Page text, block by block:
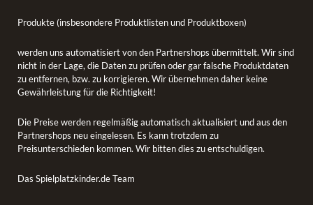
Produkte (insbesondere Produktlisten und Produktboxen)
werden uns automatisiert von den Partnershops übermittelt. Wir sind
nicht in der Lage, die Daten zu prüfen oder gar falsche Produktdaten
zu entfernen, bzw. zu korrigieren. Wir übernehmen daher keine
Gewährleistung für die Richtigkeit!
Die Preise werden regelmäßig automatisch aktualisiert und aus den
Partnershops neu eingelesen. Es kann trotzdem zu
Preisunterschieden kommen. Wir bitten dies zu entschuldigen.
Das Spielplatzkinder.de Team